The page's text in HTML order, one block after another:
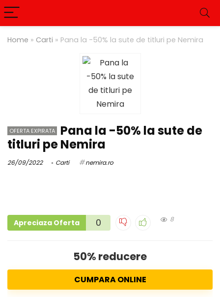
Home » Carti » Pana la -50% la sute de titluri pe Nemira
OFERTA EXPIRATA
Pana la -50% la sute de
titluri pe Nemira
26/09/2022 Carti nemira.ro
Apreciaza Oferta 0 8
50% reducere
CUMPARA ONLINE